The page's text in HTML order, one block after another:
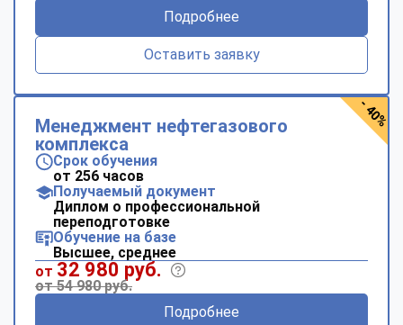
Подробнее
Оставить заявку
Менеджмент нефтегазового
комплекса
Срок обучения
от 256 часов
Получаемый документ
Диплом о профессиональной
переподготовке
Обучение на базе
Высшее, среднее
от 32 980 руб.
от 54 980 руб.
Подробнее
- 40%